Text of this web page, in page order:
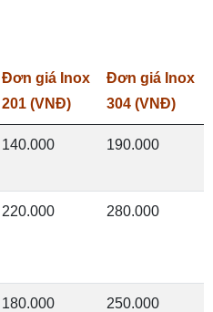
Đơn giá Inox
201 (VNĐ)
Đơn giá Inox
304 (VNĐ)
140.000 190.000
220.000 280.000
180.000 250.000